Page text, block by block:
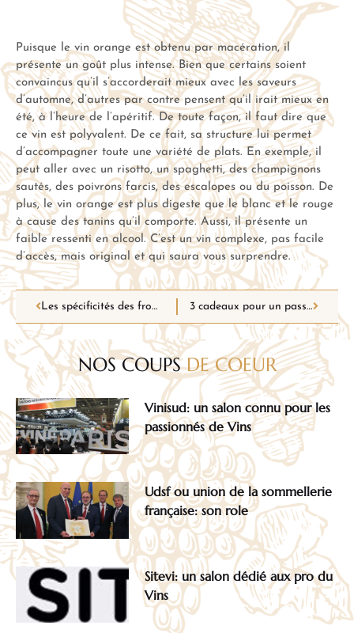
Puisque le vin orange est obtenu par macération, il
présente un goût plus intense. Bien que certains soient
convaincus qu’il s’accorderait mieux avec les saveurs
d’automne, d’autres par contre pensent qu’il irait mieux en
été, à l’heure de l’apéritif. De toute façon, il faut dire que
ce vin est polyvalent. De ce fait, sa structure lui permet
d’accompagner toute une variété de plats. En exemple, il
peut aller avec un risotto, un spaghetti, des champignons
sautés, des poivrons farcis, des escalopes ou du poisson. De
plus, le vin orange est plus digeste que le blanc et le rouge
à cause des tanins qu’il comporte. Aussi, il présente un
faible ressenti en alcool. C’est un vin complexe, pas facile
d’accès, mais original et qui saura vous surprendre.
Les spécificités des fromages de Savoie! 3 cadeaux pour un passionné de vin
NOS COUPSDE COEUR
Vinisud: un salon connu pour les
passionnés de Vins
Udsf ou union de la sommellerie
française: son role
Sitevi: un salon dédié aux pro du
Vins